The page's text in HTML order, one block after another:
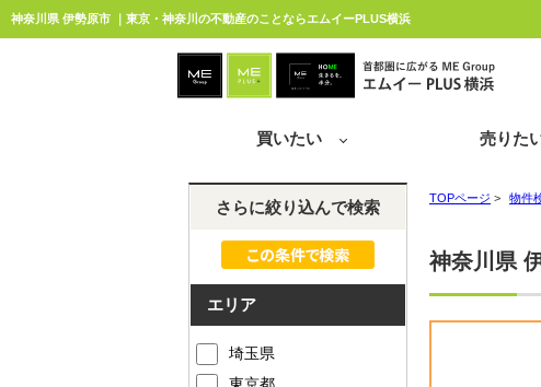
神奈川県 伊勢原市 ｜東京・神奈川の不動産のことならエムイーPLUS横浜
買いたい 売りた
TOPページ > 物件
神奈川県
さらに絞り込んで検索
エリア
埼玉県